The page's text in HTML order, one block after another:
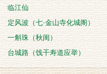
临江仙
定风波（七·金山寺化城阁）
一斛珠（秋闺）
台城路（饯干寿道应举）